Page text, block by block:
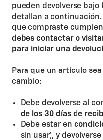
pueden devolverse bajo
detallan a continuación.
que compraste
debes contactar o
para iniciar una
Para que un artículo
cambio:
Debe devolverse al
de los 30 días de
Debe estar en
sin usar), y